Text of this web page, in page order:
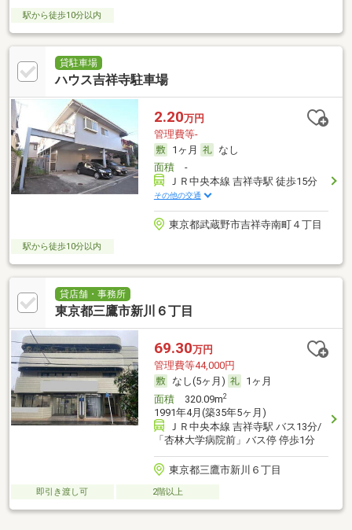
駅から徒歩10分以内
貸駐車場
ハウス吉祥寺駐車場
2.20万円
管理費等-
1ヶ月
なし
面積-
ＪＲ中央本線 吉祥寺駅 徒歩15分
その他の交通
東京都武蔵野市吉祥寺南町４丁目
駅から徒歩10分以内
貸店舗・事務所
東京都三鷹市新川６丁目
69.30万円
管理費等44,000円
なし(5ヶ月)
1ヶ月
面積320.09m2
1991年4月(築35年5ヶ月)
ＪＲ中央本線 吉祥寺駅 バス13分/
「杏林大学病院前」バス停 停歩1分
東京都三鷹市新川６丁目
即引き渡し可 2階以上